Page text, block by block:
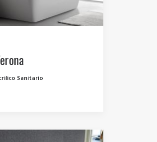
Sanitario